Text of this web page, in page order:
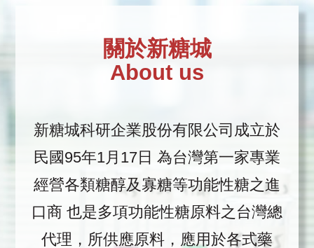
關於新糖城
About us
新糖城科研企業股份有限公司成立於
民國95年1月17日 為台灣第一家專業
經營各類糖醇及寡糖等功能性糖之進
口商 也是多項功能性糖原料之台灣總
代理，所供應原料，應用於各式藥